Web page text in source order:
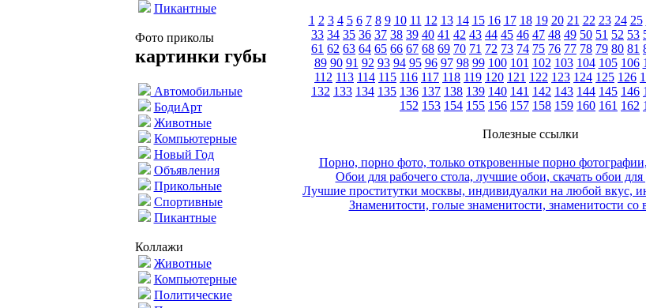
Пикантные
Фото приколы
картинки губы
Автомобильные
БодиАрт
Животные
Компьютерные
Новый Год
Объявления
Прикольные
Спортивные
Пикантные
Коллажи
Животные
Компьютерные
Политические
1 2 3 4 5 6 7 8 9 10 11 12 13 14 15 16 17 18 19 20 21 22 23 24 25
33 34 35 36 37 38 39 40 41 42 43 44 45 46 47 48 49 50 51 52 53
61 62 63 64 65 66 67 68 69 70 71 72 73 74 75 76 77 78 79 80 81
89 90 91 92 93 94 95 96 97 98 99 100 101 102 103 104 105 106
112 113 114 115 116 117 118 119 120 121 122 123 124 125 126
132 133 134 135 136 137 138 139 140 141 142 143 144 145 146
152 153 154 155 156 157 158 159 160 161 162
Полезные ссылки
Порно, порно фото, только откровенные порно
Обои для рабочего стола, лучшие обои, скачать обои для
Лучшие проститутки москвы, индивидуалки на любой вкус,
Знаменитости, голые знаменитости, знаменитости со